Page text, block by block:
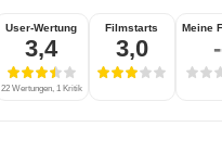
User-Wertung
3,4
22 Wertungen, 1 Kritik
Filmstarts
3,0
Meine